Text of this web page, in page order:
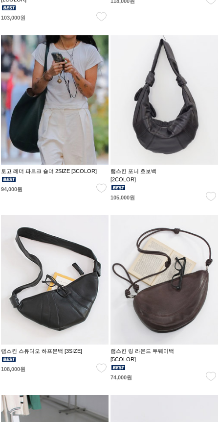
103,000원
토고 레더 파르크 숄더 2SIZE [3COLOR]
94,000원
램스킨 포니 호보백
[2COLOR]
105,000원
램스킨 스튜디오 하프문백 [3SIZE]
108,000원
램스킨 링 라운드 투웨이백
[5COLOR]
74,000원